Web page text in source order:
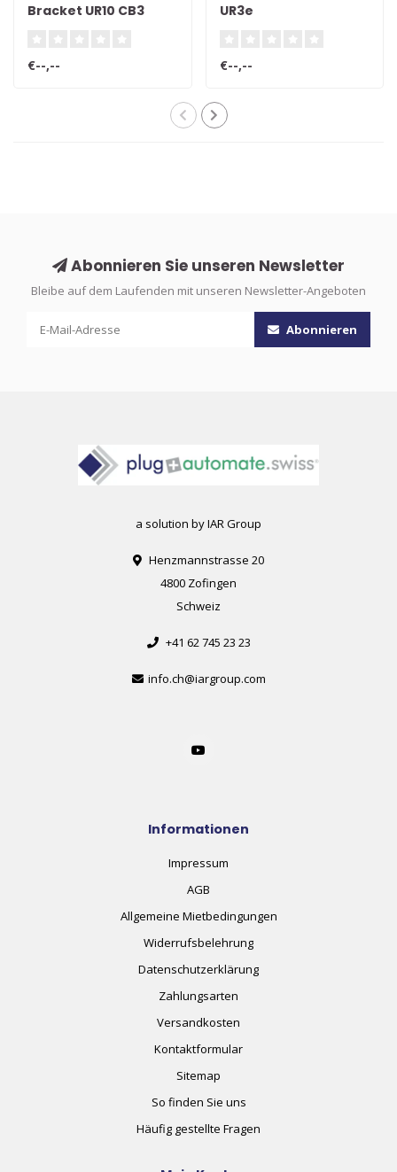
Bracket UR10 CB3
€--,--
UR3e
€--,--
Abonnieren Sie unseren Newsletter
Bleibe auf dem Laufenden mit unseren Newsletter-Angeboten
Abonnieren
a solution by IAR Group
Henzmannstrasse 20
4800 Zofingen
Schweiz
+41 62 745 23 23
info.ch@iargroup.com
Informationen
Impressum
AGB
Allgemeine Mietbedingungen
Widerrufsbelehrung
Datenschutzerklärung
Zahlungsarten
Versandkosten
Kontaktformular
Sitemap
So finden Sie uns
Häufig gestellte Fragen